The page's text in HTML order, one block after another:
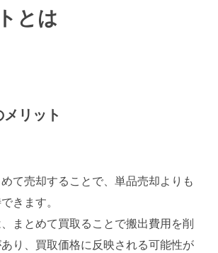
とは
リット
て売却することで、単品売却よりも
きます。
まとめて買取ることで搬出費用を削
り、買取価格に反映される可能性が